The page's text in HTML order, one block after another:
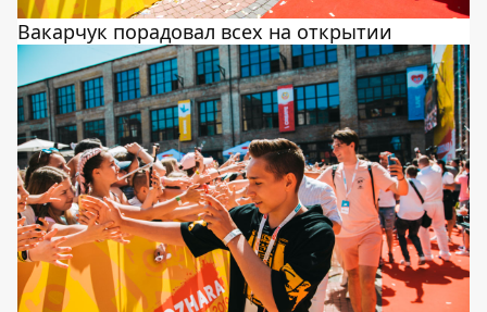
Вакарчук порадовал всех на открытии